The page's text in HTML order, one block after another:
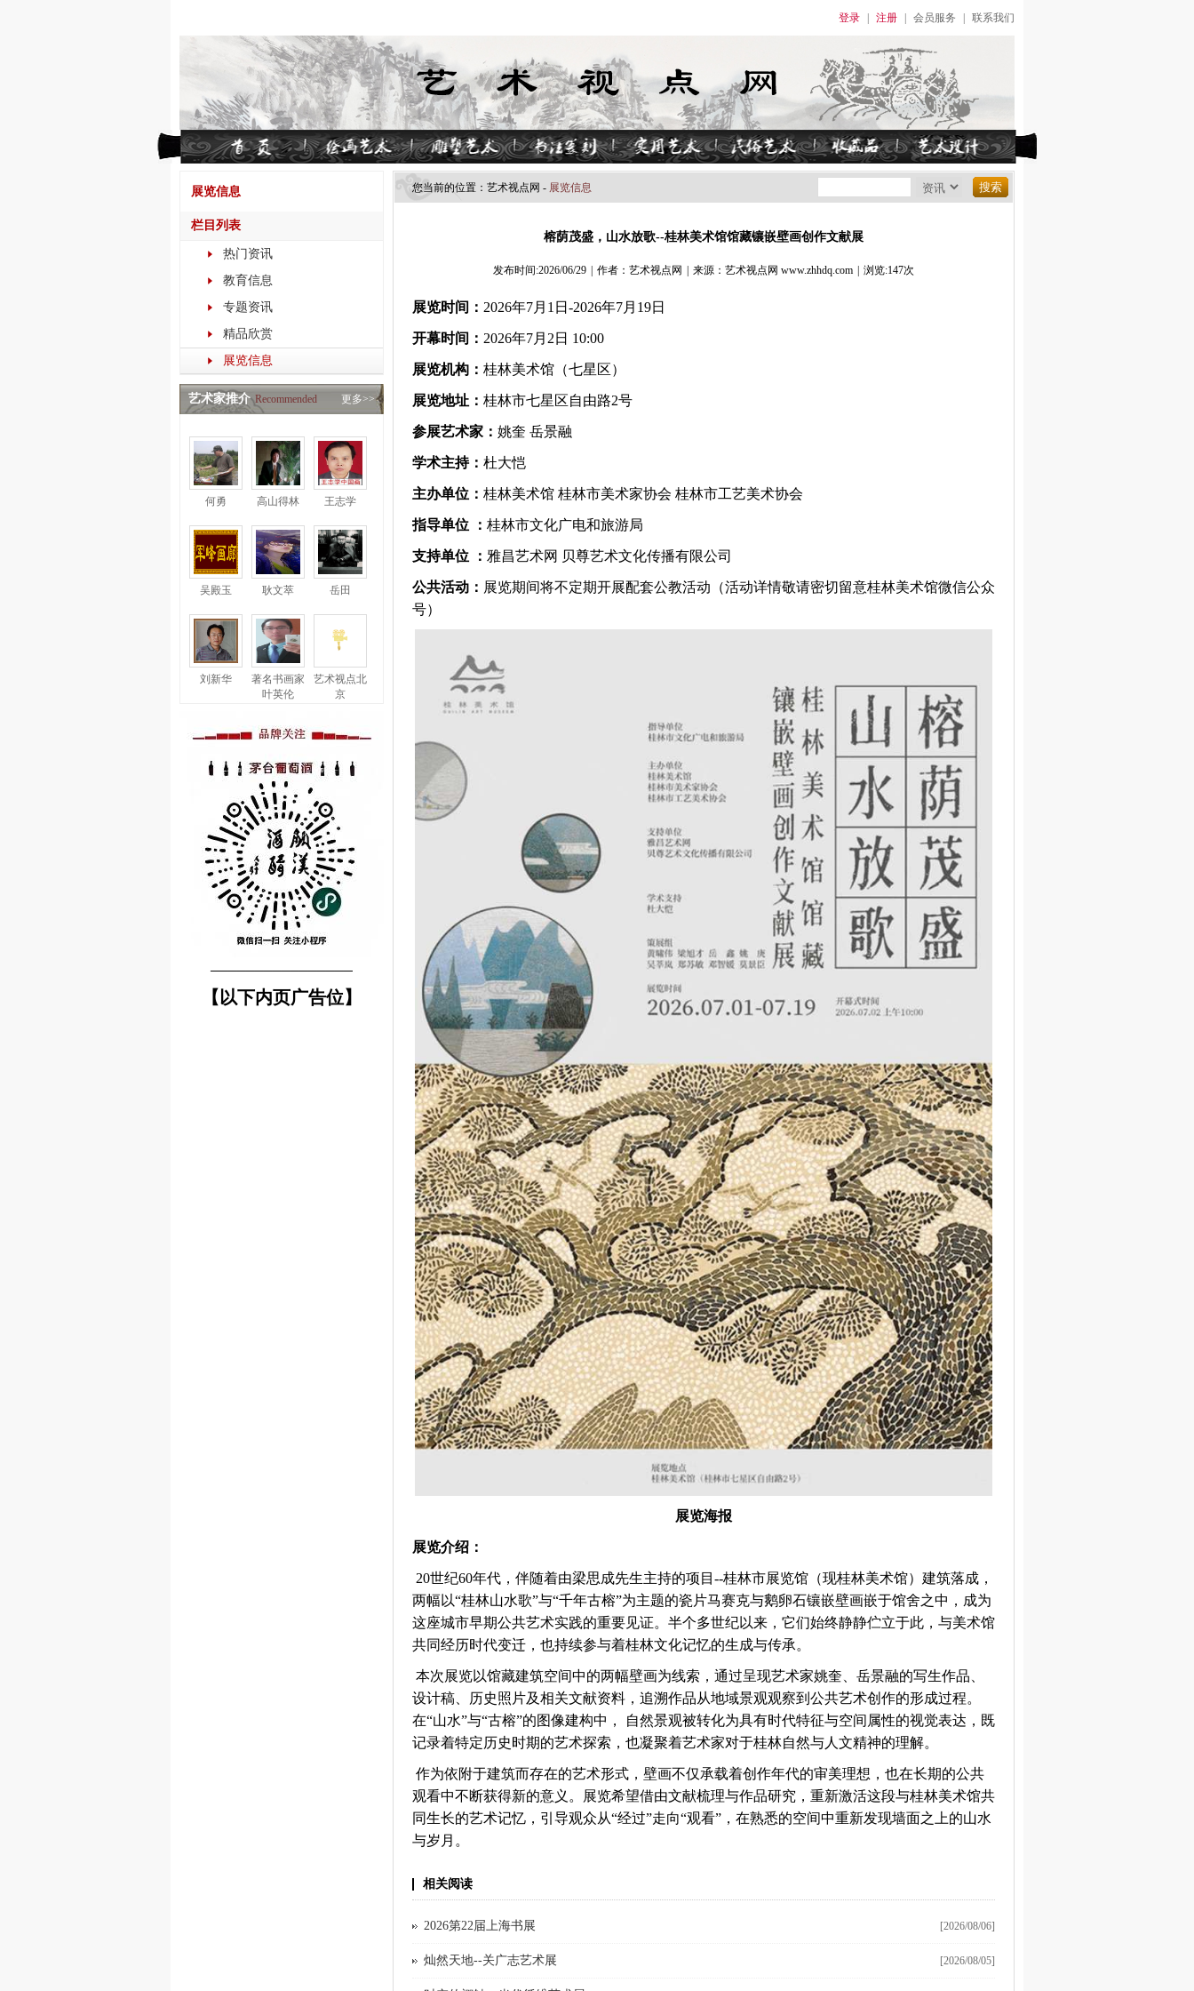
登录 注册 会员服务 联系我们
展览信息
栏目列表
热门资讯
教育信息
专题资讯
精品欣赏
展览信息
艺术家推介 Recommended 更多>>
何勇 高山得林 王志学
吴殿玉 耿文萃 岳田
刘新华
著名书画家
叶英伦
艺术视点北
京
────────────────
【以下内页广告位】
您当前的位置： 艺术视点​网 - 展览信息
榕荫茂盛，山水放歌--桂林美术馆馆藏镶嵌壁画创作文献展
发布时间:2026/06/29 作者：艺术视点网 来源：艺术视点网 www.zhhdq.com 浏览:147次
展览时间： 2026年7月1日-2026年7月19日
开幕时间： 2026年7月2日 10:00
展览机构： 桂林美术馆（七星区）
展览地址： 桂林市七星区自由路2号
参展艺术家： 姚奎 岳景融
学术主持： 杜大恺
主办单位： 桂林美术馆 桂林市美术家协会 桂林市工艺美术协会
指导单位 ： 桂林市文化广电和旅游局
支持单位 ： 雅昌艺术网 贝尊艺术文化传播有限公司
公共活动： 展览期间将不定期开展配套公教活动（活动详情敬请密切留意桂林美术馆微信公众
号）
展览海报
展览介绍：
20世纪60年代，伴随着由梁思成先生主持的项目--桂林市展览馆（现桂林美术馆）建筑落成，
两幅以“桂林山水歌”与“千年古榕”为主题的瓷片马赛克与鹅卵石镶嵌壁画嵌于馆舍之中，成为
这座城市早期公共艺术实践的重要见证。半个多世纪以来，它们始终静静伫立于此，与美术馆
共同经历时代变迁，也持续参与着桂林文化记忆的生成与传承。
本次展览以馆藏建筑空间中的两幅壁画为线索，通过呈现艺术家姚奎、岳景融的写生作品、
设计稿、历史照片及相关文献资料，追溯作品从地域景观观察到公共艺术创作的形成过程。
在“山水”与“古榕”的图像建构中， 自然景观被转化为具有时代特征与空间属性的视觉表达，既
记录着特定历史时期的艺术探索，也凝聚着艺术家对于桂林自然与人文精神的理解。
作为依附于建筑而存在的艺术形式，壁画不仅承载着创作年代的审美理想，也在长期的公共
观看中不断获得新的意义。展览希望借由文献梳理与作品研究，重新激活这段与桂林美术馆共
同生长的艺术记忆，引导观众从“经过”走向“观看”，在熟悉的空间中重新发现墙面之上的山水
与岁月。
相关阅读
2026第22届上海书展 [2026/08/06]
灿然天地--关广志艺术展 [2026/08/05]